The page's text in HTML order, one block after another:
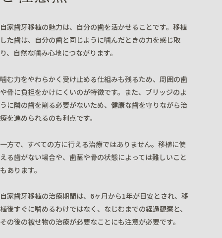
自家歯牙移植の魅力は、自分の歯を活かせることです。移植
した歯は、自分の歯と同じように噛んだときの力を感じ取
り、自然な噛み心地につながります。
噛む力をやわらかく受け止める仕組みも残るため、周囲の歯
や骨に負担をかけにくいのが特徴です。また、ブリッジのよ
うに隣の歯を削る必要がないため、健康な歯を守りながら治
療を進められるのも利点です。
一方で、すべての方に行える治療ではありません。移植に使
える歯がない場合や、歯茎や骨の状態によっては難しいこと
もあります。
自家歯牙移植の治療期間は、6ヶ月から1年が目安とされ、移
植後すぐに噛めるわけではなく、なじむまでの経過観察と、
その後の被せ物の治療が必要なことにも注意が必要です。